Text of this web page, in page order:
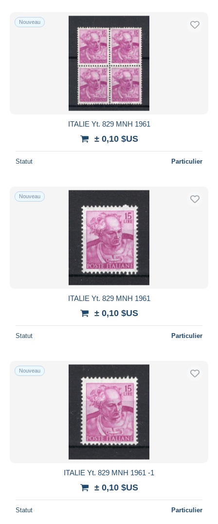
Nouveau
ITALIE Yt. 829 MNH 1961
± 0,10 $US
Statut Particulier
Nouveau
ITALIE Yt. 829 MNH 1961
± 0,10 $US
Statut Particulier
Nouveau
ITALIE Yt. 829 MNH 1961 -1
± 0,10 $US
Statut Particulier